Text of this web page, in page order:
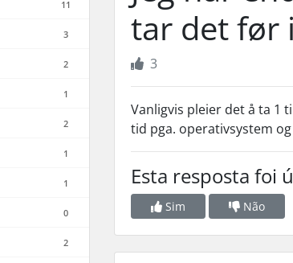
11
3
2
1
2
1
1
0
2
tar det før
3
Vanligvis pleier det å ta 1
tid pga. operativsystem og
Esta resposta foi
Sim Não